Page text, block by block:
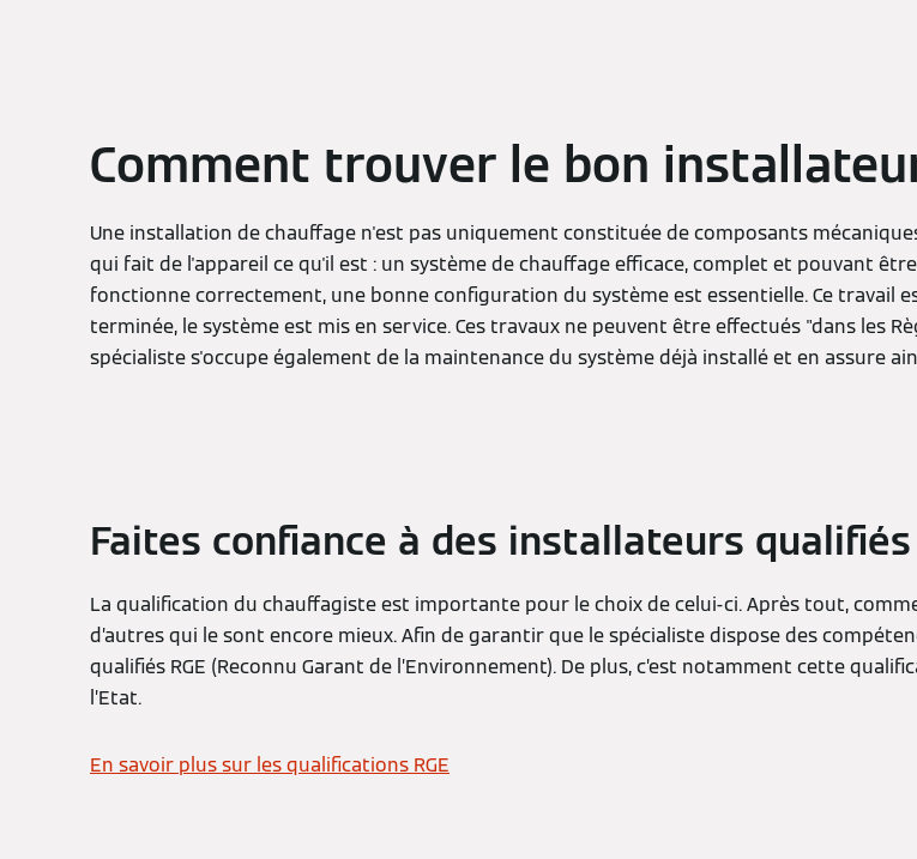
Comment trouver le bon
Une installation de chauffage n'est pas uniquement constituée de composants
qui fait de l'appareil ce qu'il est : un système de chauffage efficace, complet et pouvant
fonctionne correctement, une bonne configuration du système est essentielle. Ce travail
terminée, le système est mis en service. Ces travaux ne peuvent être effectués "dans les
spécialiste s'occupe également de la maintenance du système déjà installé et en assure
Faites confiance à des installateurs qualifiés
La qualification du chauffagiste est importante pour le choix de celui-ci. Après tout,
d’autres qui le sont encore mieux. Afin de garantir que le spécialiste dispose des
qualifiés RGE (Reconnu Garant de l’Environnement). De plus, c’est notamment cette
l’Etat.
En savoir plus sur les qualifications RGE